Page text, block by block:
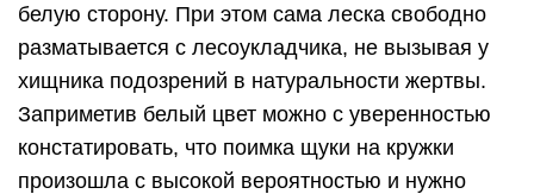
белую сторону. При этом сама леска свободно
разматывается с лесоукладчика, не вызывая у
хищника подозрений в натуральности жертвы.
Заприметив белый цвет можно с уверенностью
констатировать, что поимка щуки на кружки
произошла с высокой вероятностью и нужно